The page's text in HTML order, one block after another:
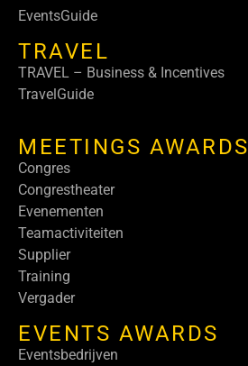
EventsGuide
TRAVEL
TRAVEL – Business & Incentives
TravelGuide
MEETINGS AWARDS
Congres
Congrestheater
Evenementen
Teamactiviteiten
Supplier
Training
Vergader
EVENTS AWARDS
Eventsbedrijven